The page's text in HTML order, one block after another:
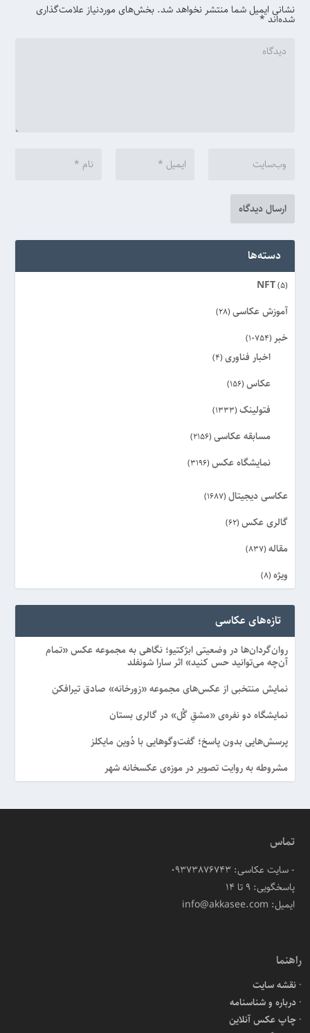
نشانی ایمیل شما منتشر نخواهد شد. بخش‌های موردنیاز علامت‌گذاری
شده‌اند*
دسته‌ها
NFT(5)
آموزش عکاسی (28)
خبر (10754)
اخبار فناوری (4)
عکاس (156)
فتولینک (1333)
مسابقه عکاسی (2156)
نمایشگاه عکس (3196)
عکاسی دیجیتال (1687)
گالری عکس (62)
مقاله (837)
ویژه (8)
تازه‌های عکاسی
روان‌گردان‌ها در وضعیتی ابژکتیو؛ نگاهی به مجموعه عکس «تمام
آن‌چه می‌توانید حس کنید» اثر سارا شونفلد
نمایش منتخبی از عکس‌های مجموعه «زورخانه» صادق تیرافکن
نمایشگاه دو نفره‌ی «مشقِ گُل» در گالری بستان
پرسش‌هایی بدون پاسخ؛ گفت‌وگوهایی با دُوین مایکلز
مشروطه به روایت تصویر در موزه‌ی عکسخانه شهر
تماس
- سایت عکاسی: 09373876743
پاسخگویی: ۹ تا ۱۴
ایمیل: info@akkasee.com
راهنما
نقشه سایت
درباره و شناسنامه
چاپ عکس آنلاین